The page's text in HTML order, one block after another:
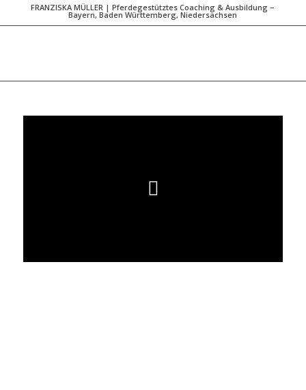
FRANZISKA MÜLLER | Pferdegestütztes Coaching & Ausbildung –
Bayern, Baden Württemberg, Niedersachsen